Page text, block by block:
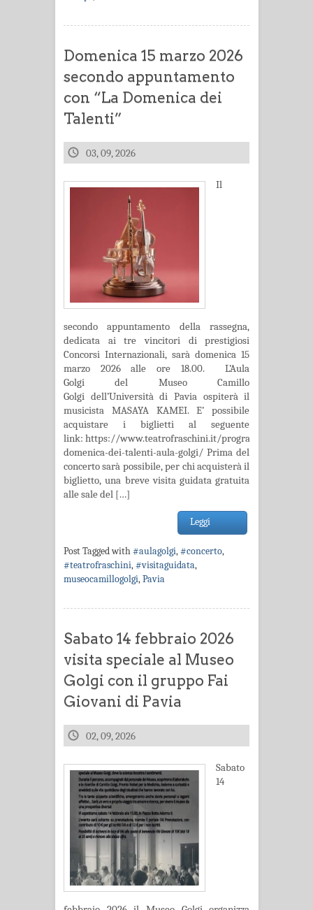
Domenica 15 marzo 2026
secondo appuntamento
con “La Domenica dei
Talenti”
03, 09, 2026
Il
secondo appuntamento della rassegna,
dedicata ai tre vincitori di prestigiosi
Concorsi Internazionali, sarà domenica 15
marzo 2026 alle ore 18.00. L’Aula
Golgi del Museo Camillo
Golgi dell’Università di Pavia ospiterà il
musicista MASAYA KAMEI. E’ possibile
acquistare i biglietti al seguente
link: https://www.teatrofraschini.it/programma/la-
domenica-dei-talenti-aula-golgi/ Prima del
concerto sarà possibile, per chi acquisterà il
biglietto, una breve visita guidata gratuita
alle sale del […]
Leggi
Post Tagged with#aulagolgi,#concerto,
#teatrofraschini,#visitaguidata,
museocamillogolgi,Pavia
Sabato 14 febbraio 2026
visita speciale al Museo
Golgi con il gruppo Fai
Giovani di Pavia
02, 09, 2026
Sabato
14